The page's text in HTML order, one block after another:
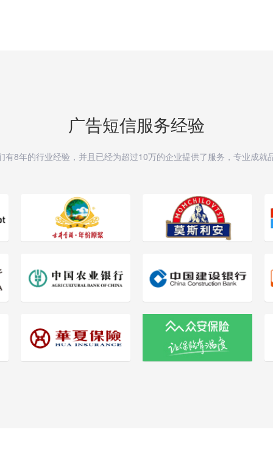
广告短信服务经验
有8年的行业经验，并且已经为超过10万的企业提供了服务，专业成就